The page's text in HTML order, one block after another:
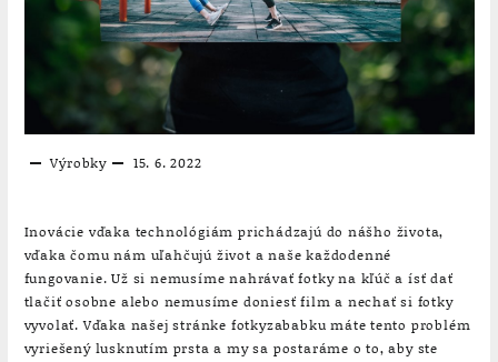
Výrobky 15. 6. 2022
Inovácie vďaka technológiám prichádzajú do nášho života,
vďaka čomu nám uľahčujú život a naše každodenné
fungovanie. Už si nemusíme nahrávať fotky na kľúč a ísť dať
tlačiť osobne alebo nemusíme doniesť film a nechať si fotky
vyvolať. Vďaka našej stránke fotkyzababku máte tento problém
vyriešený lusknutím prsta a my sa postaráme o to, aby ste